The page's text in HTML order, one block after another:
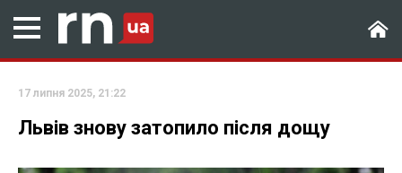
17 липня 2025, 21:22
Львів знову затопило після дощу